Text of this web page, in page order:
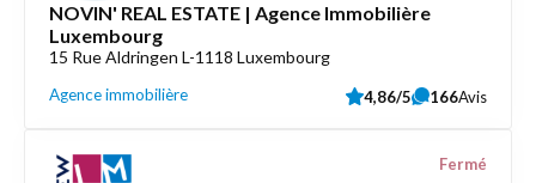
NOVIN' REAL ESTATE | Agence Immobilière
Luxembourg
15 Rue Aldringen L-1118 Luxembourg
Agence immobilière 4,86/5 166Avis
Fermé